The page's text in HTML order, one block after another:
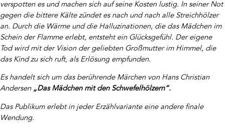
verspotten es und machen sich auf seine Kosten lustig. In seiner Not
gegen die bittere Kälte zündet es nach und nach alle Streichhölzer
an. Durch die Wärme und die Halluzinationen, die das Mädchen im
Schein der Flamme erlebt, entsteht ein Glücksgefühl. Der eigene
Tod wird mit der Vision der geliebten Großmutter im Himmel, die
das Kind zu sich ruft, als Erlösung empfunden.
Es handelt sich um das berührende Märchen von Hans Christian
Andersen „Das Mädchen mit den Schwefelhölzern“.
Das Publikum erlebt in jeder Erzählvariante eine andere finale
Wendung.